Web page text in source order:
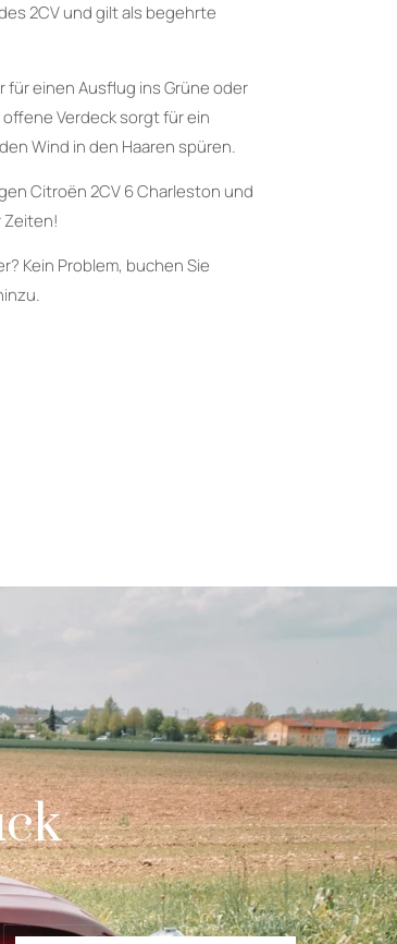
2CV und gilt als begehrte
einen Ausflug ins Grüne oder
Verdeck sorgt für ein
Wind in den Haaren spüren.
Citroën 2CV 6 Charleston und
Zeiten!
Kein Problem, buchen Sie